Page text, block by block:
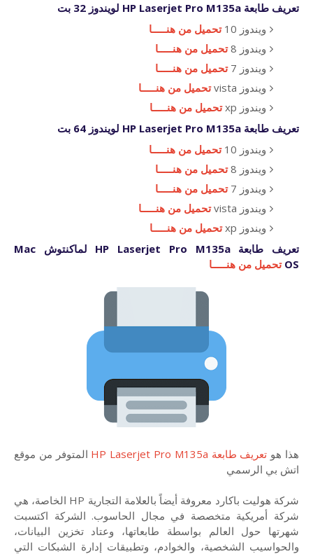
تعريف طابعة HP Laserjet Pro M135a لويندوز 32 بت
ويندوز 10
تحميل من هنـــــا
ويندوز 8
تحميل من هنـــــا
ويندوز 7
تحميل من هنـــــا
ويندوز vista
تحميل من هنـــــا
ويندوز xp
تحميل من هنـــــا
تعريف طابعة HP Laserjet Pro M135a لويندوز 64 بت
ويندوز 10
تحميل من هنـــــا
ويندوز 8
تحميل من هنـــــا
ويندوز 7
تحميل من هنـــــا
ويندوز vista
تحميل من هنـــــا
ويندوز xp
تحميل من هنـــــا
تعريف طابعة HP Laserjet Pro M135a لماكنتوش Mac
OS تحميل من هنـــــا
هذا هو تعريف طابعة HP Laserjet Pro M135a
المتوفر من موقع
اتش بي الرسمي
شركة هوليت باكارد معروفة أيضاً بالعلامة التجارية HP الخاصة، هي
شركة أمريكية متخصصة في مجال الحاسوب. الشركة اكتسبت
شهرتها حول العالم بواسطة طابعاتها، وعتاد تخزين البيانات،
والحواسيب الشخصية، والخوادم، وتطبيقات إدارة الشبكات التي